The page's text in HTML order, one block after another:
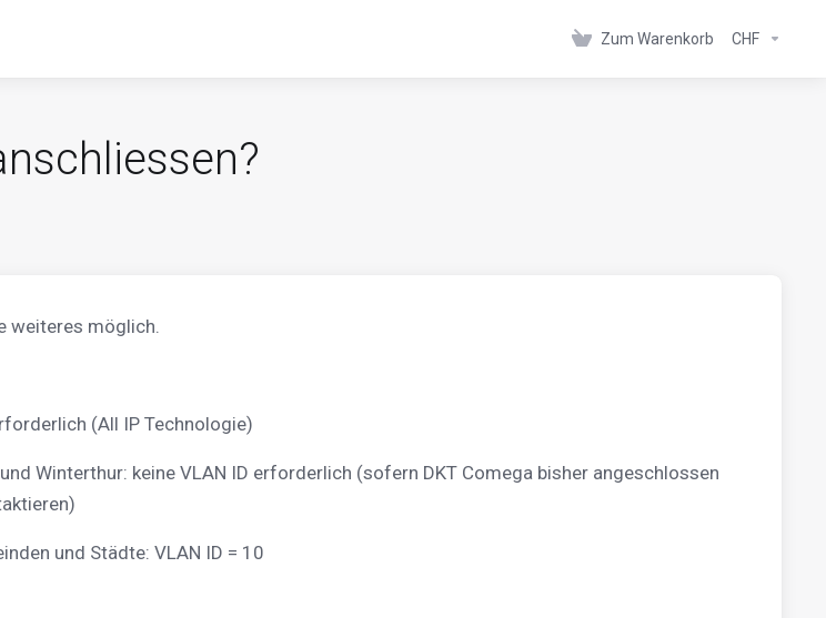
Zum Warenkorb CHF
weiteres möglich.
(All IP Technologie)
Winterthur: keine VLAN ID erforderlich (sofern DKT Comega bisher angeschlossen
und Städte: VLAN ID = 10